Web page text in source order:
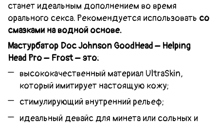
станет идеальным дополнением во время
орального секса. Рекомендуется использовать со
смазками на водной основе.
Мастурбатор Doc Johnson GoodHead – Helping
Head Pro – Frost – это:
высококачественный материал UltraSkin,
который имитирует настоящую кожу;
стимулирующий внутренний рельеф;
идеальный девайс для минета или сольных и